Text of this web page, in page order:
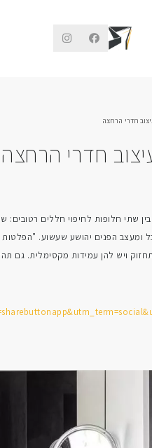
חדרי הרחצה
חדרי הרחצה
שתי חלופות לחיפוי חללים
ומעצב הפנים יהושע שעשוע.
ויש להן עמידות מקסימלית. גם